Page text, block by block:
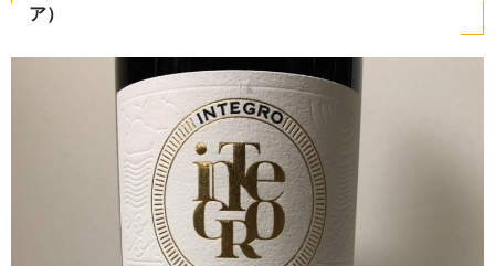
ご利用ガイド
ブログコラム
よくあるご質問
ア）